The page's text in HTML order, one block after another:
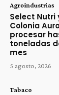
Agroindustrias
Select Nutri
Colonia
procesar
toneladas
mes
5 agosto, 2026
Tabaco